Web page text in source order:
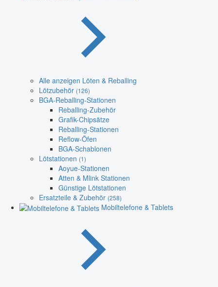
Alle anzeigen Löten & Reballing
Lötzubehör (126)
BGA-Reballing-Stationen
Reballing-Zubehör
Grafik-Chipsätze
Reballing-Stationen
Reflow-Öfen
BGA-Schablonen
Lötstationen (1)
Aoyue-Stationen
Atten & Mlink Stationen
Günstige Lötstationen
Ersatzteile & Zubehör (258)
Mobiltelefone & Tablets